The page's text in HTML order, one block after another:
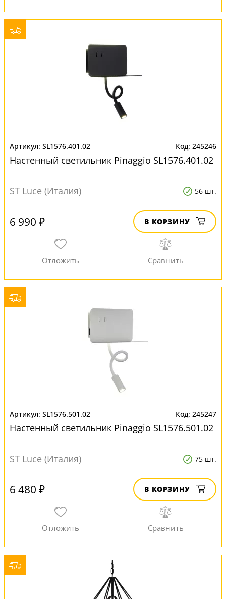
SL1576.401.02 245246
Настенный светильник Pinaggio SL1576.401.02
ST Luce (Италия) 56 шт.
6 990 ₽ В КОРЗИНУ
SL1576.501.02 245247
Настенный светильник Pinaggio SL1576.501.02
ST Luce (Италия) 75 шт.
6 480 ₽ В КОРЗИНУ